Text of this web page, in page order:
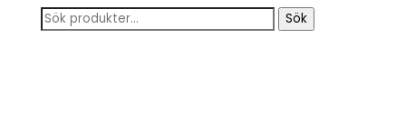
Sök
Sök